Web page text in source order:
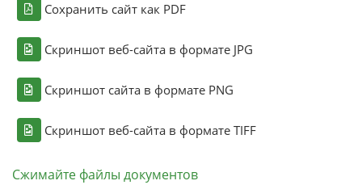
Сохранить сайт как PDF
Скриншот веб-сайта в формате JPG
Скриншот сайта в формате PNG
Скриншот веб-сайта в формате TIFF
Сжимайте файлы документов